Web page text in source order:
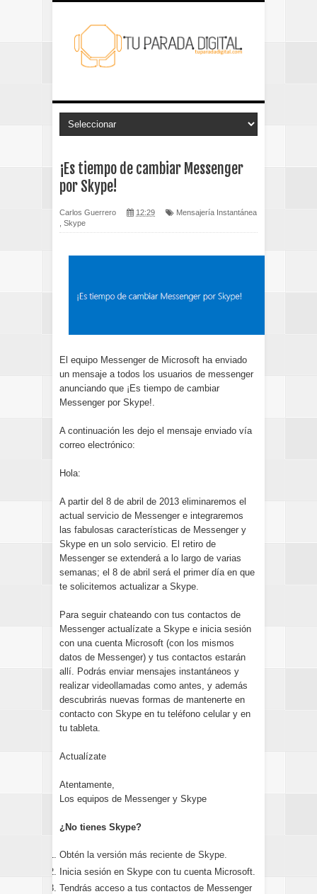
¡Es tiempo de cambiar Messenger
por Skype!
Carlos Guerrero 12:29
Mensajería Instantánea
Skype
El equipo Messenger de Microsoft ha enviado
un mensaje a todos los usuarios de messenger
anunciando que ¡Es tiempo de cambiar
Messenger por Skype!.
A continuación les dejo el mensaje enviado vía
correo electrónico:
Hola:
A partir del 8 de abril de 2013 eliminaremos el
actual servicio de Messenger e integraremos
las fabulosas características de Messenger y
Skype en un solo servicio. El retiro de
Messenger se extenderá a lo largo de varias
semanas; el 8 de abril será el primer día en que
te solicitemos actualizar a Skype.
Para seguir chateando con tus contactos de
Messenger actualízate a Skype e inicia sesión
con una cuenta Microsoft (con los mismos
datos de Messenger) y tus contactos estarán
allí. Podrás enviar mensajes instantáneos y
realizar videollamadas como antes, y además
descubrirás nuevas formas de mantenerte en
contacto con Skype en tu teléfono celular y en
tu tableta.
Actualízate
Atentamente,
Los equipos de Messenger y Skype
¿No tienes Skype?
Obtén la versión más reciente de Skype.
Inicia sesión en Skype con tu cuenta Microsoft.
Tendrás acceso a tus contactos de Messenger